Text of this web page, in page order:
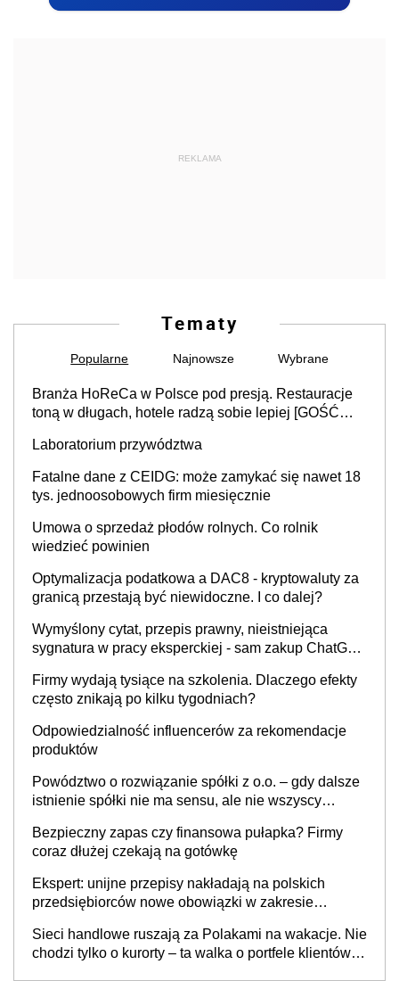
REKLAMA
Tematy
Popularne Najnowsze Wybrane
Branża HoReCa w Polsce pod presją. Restauracje
toną w długach, hotele radzą sobie lepiej [GOŚĆ
Laboratorium przywództwa
Fatalne dane z CEIDG: może zamykać się nawet 18
tys. jednoosobowych firm miesięcznie
Umowa o sprzedaż płodów rolnych. Co rolnik
wiedzieć powinien
Optymalizacja podatkowa a DAC8 - kryptowaluty za
granicą przestają być niewidoczne. I co dalej?
Wymyślony cytat, przepis prawny, nieistniejąca
sygnatura w pracy eksperckiej - sam zakup ChatGPT
Firmy wydają tysiące na szkolenia. Dlaczego efekty
często znikają po kilku tygodniach?
Odpowiedzialność influencerów za rekomendacje
produktów
Powództwo o rozwiązanie spółki z o.o. – gdy dalsze
istnienie spółki nie ma sensu, ale nie wszyscy
Bezpieczny zapas czy finansowa pułapka? Firmy
coraz dłużej czekają na gotówkę
Ekspert: unijne przepisy nakładają na polskich
przedsiębiorców nowe obowiązki w zakresie
Sieci handlowe ruszają za Polakami na wakacje. Nie
chodzi tylko o kurorty – ta walka o portfele klientów